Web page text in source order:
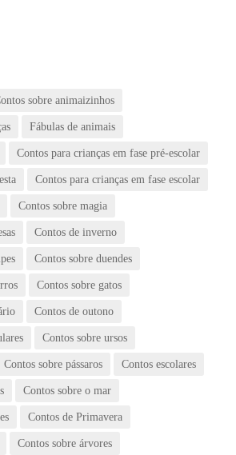
sobre animaizinhos
Fábulas de animais
Contos para crianças em fase pré-escolar
Contos para crianças em fase escolar
Contos sobre magia
Contos de inverno
Contos sobre duendes
Contos sobre gatos
Contos de outono
Contos sobre ursos
Contos sobre pássaros Contos escolares
Contos sobre o mar
Contos de Primavera
Contos sobre árvores